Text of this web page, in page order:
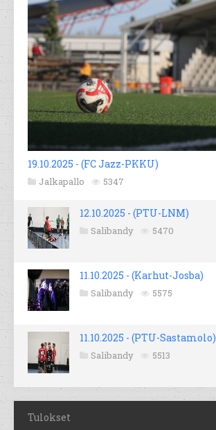
19.10.2025 - (FC Jazz-PKKU)
Jalkapallo 5347
12.10.2025 - (PTU-LNM)
Salibandy 5470
11.10.2025 - (Karhut-Josba)
Salibandy 5575
11.10.2025 - (PTU-Sastamolo)
Salibandy 5513
Tulokset